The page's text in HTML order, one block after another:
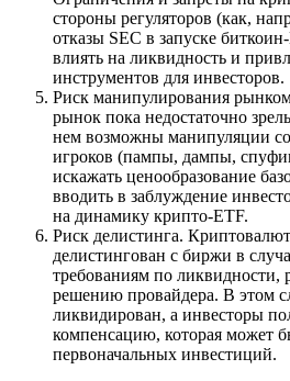
стороны регуляторов (как,
отказы SEC в запуске
влиять на ликвидность и
инструментов для инвесторов.
Риск манипулирования
рынок пока недостаточно
нем возможны манипуляции
игроков (пампы, дампы,
искажать ценообразование
вводить в заблуждение
на динамику крипто-ETF.
Риск делистинга.
делистингован с биржи в
требованиям по ликвидности,
решению провайдера. В этом
ликвидирован, а инвесторы
компенсацию, которая может
первоначальных инвестиций.